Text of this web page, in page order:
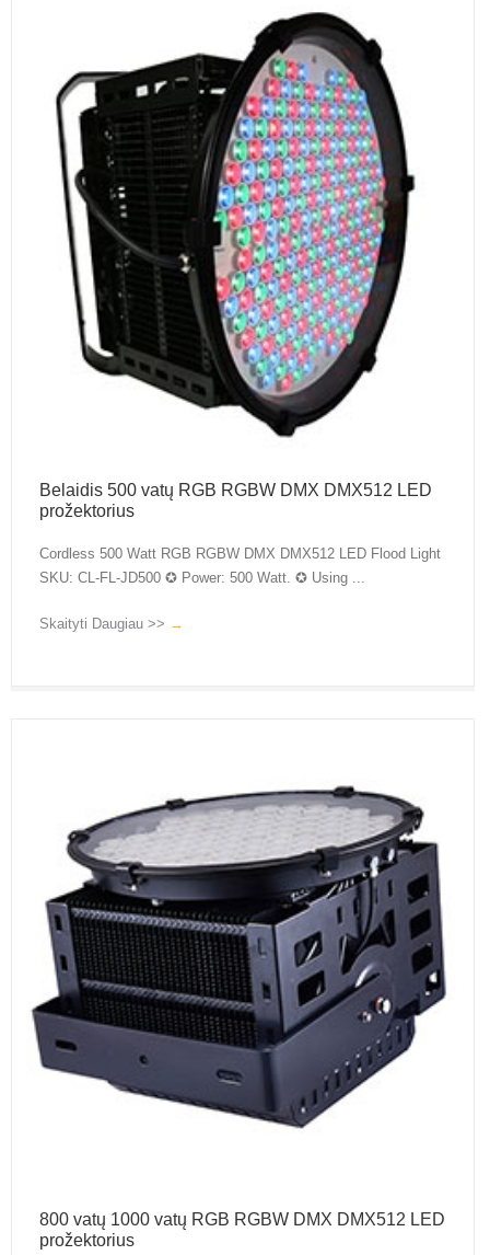
Belaidis 500 vatų RGB RGBW DMX DMX512 LED
prožektorius
Cordless 500 Watt RGB RGBW DMX DMX512 LED Flood Light
SKU: CL-FL-JD500 ✪ Power: 500 Watt. ✪ Using ...
Skaityti Daugiau >> →
800 vatų 1000 vatų RGB RGBW DMX DMX512 LED
prožektorius